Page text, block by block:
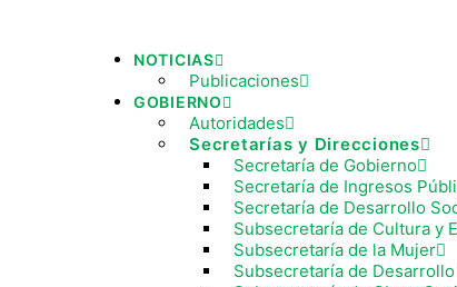
NOTICIAS
Publicaciones
GOBIERNO
Autoridades
Secretarías y Direcciones
Secretaría de Gobierno
Secretaría de Ingresos
Secretaría de Desarrollo
Subsecretaría de Cultura y
Subsecretaría de la Mujer
Subsecretaría de